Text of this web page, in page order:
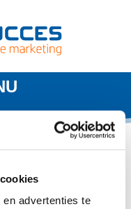
advertenties te